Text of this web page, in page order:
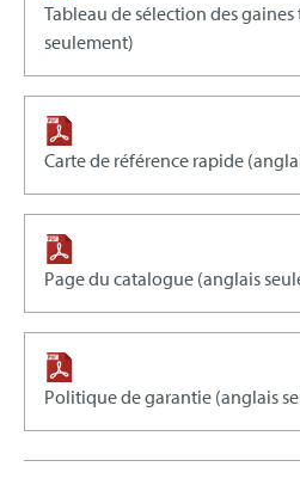
Tableau de sélection des
seulement)
Carte de référence rapide
Page du catalogue (anglais
Politique de garantie (anglais